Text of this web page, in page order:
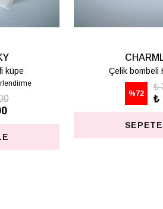
S harfi küpe
%
₺ 350.00
EKLE